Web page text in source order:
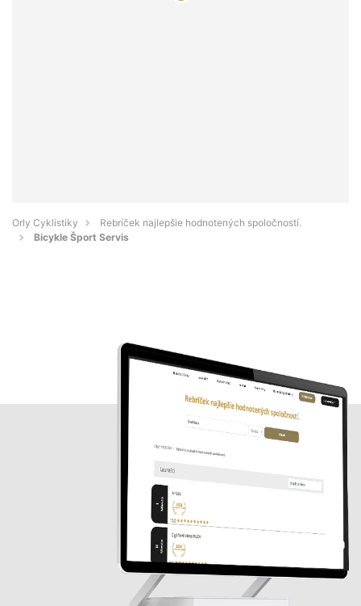
Orly Cyklistiky
Rebríček najlepšie hodnotených spoločností.
Bicykle Šport Servis